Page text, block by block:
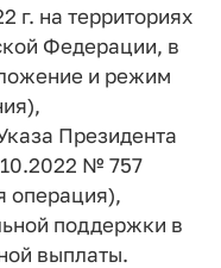
г. на территориях
Федерации, в
и режим
Президента
№ 757
операция),
поддержки в
выплаты.